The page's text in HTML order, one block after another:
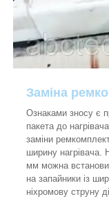
Заміна
Ознаками зносу є
пакета до
заміни
ширину нагрівача.
мм можна
на запайники із
ніхромову струну